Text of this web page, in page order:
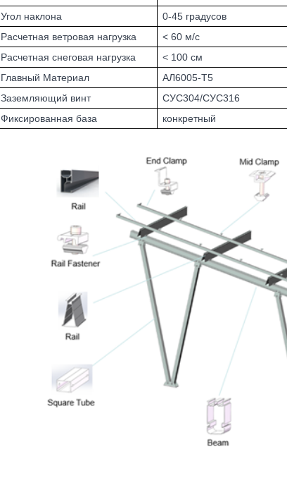
Угол наклона
0-45 градусов
Расчетная ветровая нагрузка
< 60 м/с
Расчетная снеговая нагрузка
< 100 см
Главный Материал
АЛ6005-Т5
Заземляющий винт
СУС304/СУС316
Фиксированная база
конкретный